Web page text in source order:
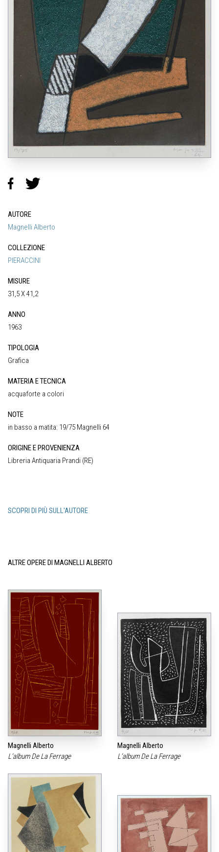
AUTORE
Magnelli Alberto
COLLEZIONE
PIERACCINI
MISURE
31,5 X 41,2
ANNO
1963
TIPOLOGIA
Grafica
MATERIA E TECNICA
acquaforte a colori
NOTE
in basso a matita: 19/75 Magnelli 64
ORIGINE E PROVENIENZA
Libreria Antiquaria Prandi (RE)
SCOPRI DI PIÙ SULL'AUTORE
ALTRE OPERE DI MAGNELLI ALBERTO
Magnelli Alberto
L‘album De La Ferrage
Magnelli Alberto
L‘album De La Ferrage